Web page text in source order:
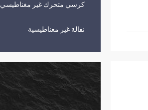
كرسي متحرك غير مغناطيسي
نقالة غير مغناطيسية